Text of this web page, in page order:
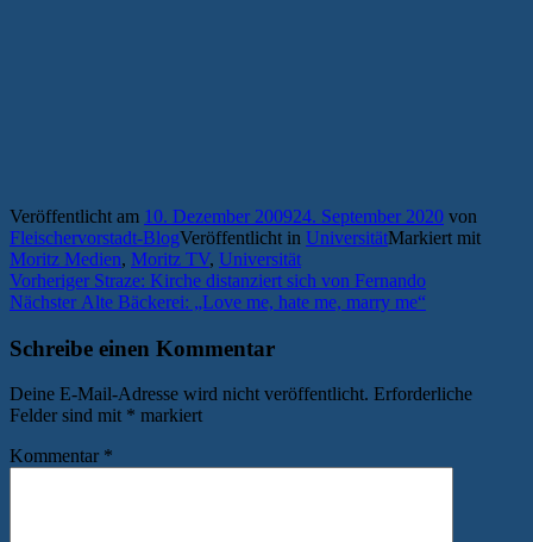
Veröffentlicht am 10. Dezember 200924. September 2020 von
Fleischervorstadt-BlogVeröffentlicht in UniversitätMarkiert mit
Moritz Medien, Moritz TV, Universität
Beitragsnavigation
Vorheriger Vorheriger
Beitrag:
Straze: Kirche distanziert sich von Fernando
Nächster Nächster
Alte Bäckerei: „Love me, hate me, marry me“
Schreibe einen Kommentar
Deine E-Mail-Adresse wird nicht veröffentlicht. Erforderliche
Felder sind mit * markiert
Kommentar *